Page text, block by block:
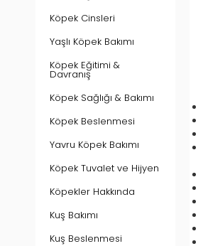
Köpek Cinsleri
Yaşlı Köpek Bakımı
Köpek Eğitimi &
Davranış
Köpek Sağlığı & Bakımı
Köpek Beslenmesi
Yavru Köpek Bakımı
Köpek Tuvalet ve Hijyen
Köpekler Hakkında
Kuş Bakımı
Kuş Beslenmesi